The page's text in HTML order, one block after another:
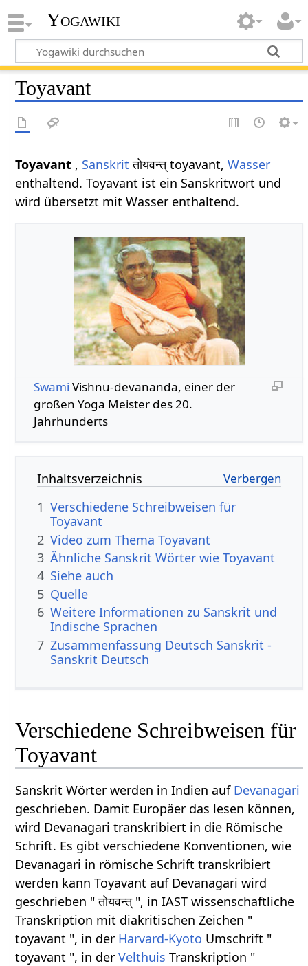
Yogawiki
Toyavant
Toyavant , Sanskrit तोयवन्त् toyavant,Wasser
enthaltend. Toyavant ist ein Sanskritwort und
wird übersetzt mit Wasser enthaltend.
Swami Vishnu-devananda, einer der
großen Yoga Meister des 20.
Jahrhunderts
Inhaltsverzeichnis
1 Verschiedene Schreibweisen für
Toyavant
2 Video zum Thema Toyavant
3 Ähnliche Sanskrit Wörter wie Toyavant
4 Siehe auch
5 Quelle
6 Weitere Informationen zu Sanskrit und
Indische Sprachen
7 Zusammenfassung Deutsch Sanskrit -
Sanskrit Deutsch
Verschiedene Schreibweisen für
Toyavant
Sanskrit Wörter werden in Indien auf Devanagari
geschrieben. Damit Europäer das lesen können,
wird Devanagari transkribiert in die Römische
Schrift. Es gibt verschiedene Konventionen, wie
Devanagari in römische Schrift transkribiert
werden kann Toyavant auf Devanagari wird
geschrieben " तोयवन्त् ", in IAST wissenschaftliche
Transkription mit diakritischen Zeichen "
toyavant ", in der Harvard-Kyoto Umschrift "
toyavant ", in derVelthuis Transkription "